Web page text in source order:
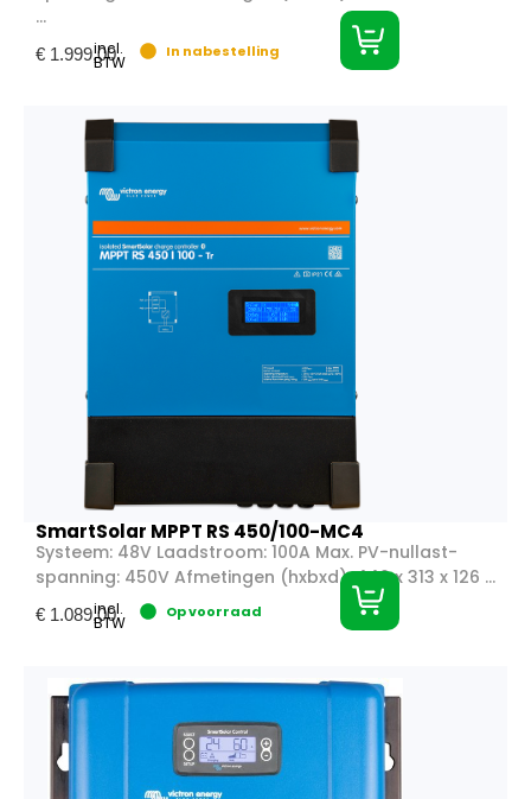
...
€ 1.999,00
incl.
BTW
In nabestelling
SmartSolar MPPT RS 450/100-MC4
Systeem: 48V Laadstroom: 100A Max. PV-nullast-
spanning: 450V Afmetingen (hxbxd): 440 x 313 x 126 ...
€ 1.089,00
incl.
BTW
Op voorraad